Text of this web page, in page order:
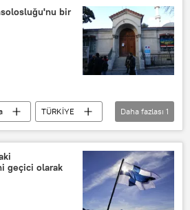
bir
TÜRKİYE
Daha fazlası 1
geçici olarak